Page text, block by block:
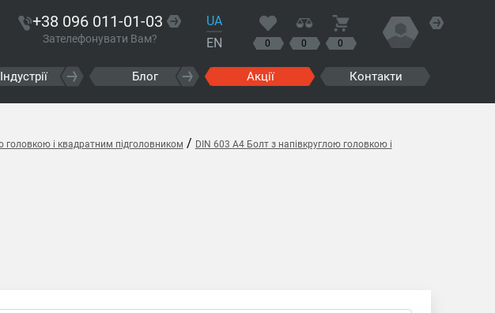
+38 096 011-01-03
Зателефонувати Вам?
UA
EN
0 0 0
Індустрії Блог Акції Контакти
головкою і квадратним підголовником / DIN 603 A4 Болт з напівкруглою головкою і